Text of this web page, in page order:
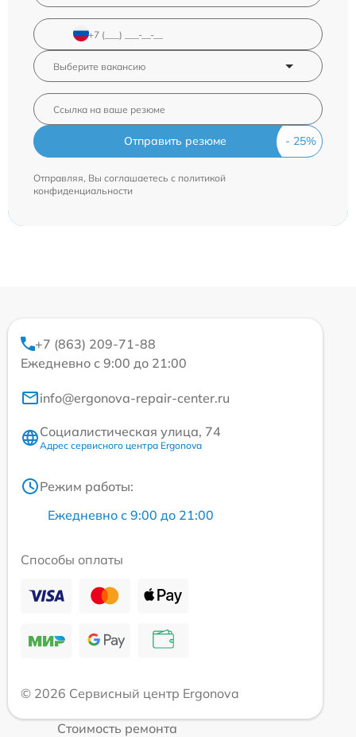
Отправить резюме
Отправляя, Вы соглашаетесь с политикой
конфиденциальности
+7 (863) 209-71-88
Ежедневно с 9:00 до 21:00
info@ergonova-repair-center.ru
Социалистическая улица, 74
Адрес сервисного центра Ergonova
Режим работы:
Ежедневно с 9:00 до 21:00
Способы оплаты
© 2026 Сервисный центр Ergonova
Стоимость ремонта